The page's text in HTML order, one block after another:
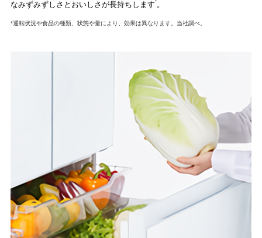
なみずみずしさとおいしさが長持ちします*。
*運転状況や食品の種類、状態や量により、効果は異なります。当社調べ。